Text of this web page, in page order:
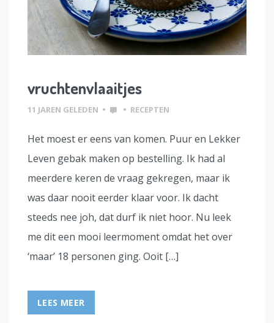
vruchtenvlaaitjes
11 JAREN GELEDEN • • RECEPTEN
Het moest er eens van komen. Puur en Lekker
Leven gebak maken op bestelling. Ik had al
meerdere keren de vraag gekregen, maar ik
was daar nooit eerder klaar voor. Ik dacht
steeds nee joh, dat durf ik niet hoor. Nu leek
me dit een mooi leermoment omdat het over
‘maar’ 18 personen ging. Ooit […]
LEES MEER